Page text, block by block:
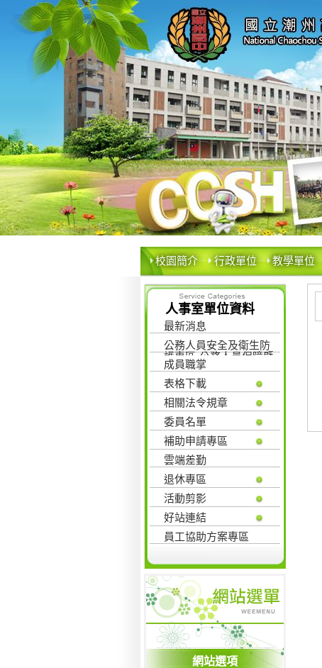
校園簡介 行政單位 教學單位
人事室單位資料
最新消息
公務人員安全及衛生防
護專區-公務人員保障暨
培訓委員會
成員職掌
表格下載
相關法令規章
委員名單
補助申請專區
雲端差勤
退休專區
活動剪影
好站連結
員工協助方案專區
網站選項